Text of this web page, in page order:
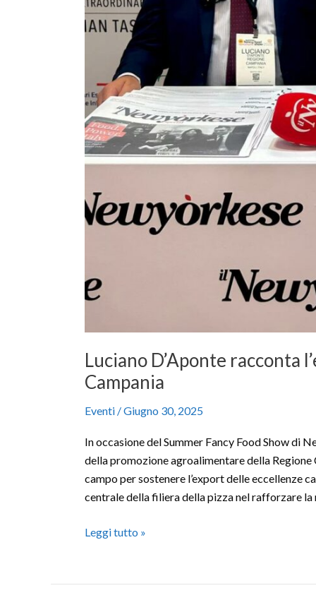
Luciano D’Aponte racconta
Campania
Eventi /Giugno 30, 2025
In occasione del Summer Fancy Food Show di
della promozione agroalimentare della
campo per sostenere l’export delle eccellenze
centrale della filiera della pizza nel rafforzare
Leggi tutto »